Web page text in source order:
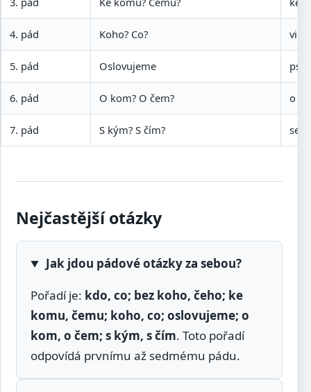
4. pád Koho? Co?
5. pád Oslovujeme pse!
6. pád O kom? O čem? o
7. pád S kým? S čím? se
Nejčastější otázky
Jak jdou pádové otázky za sebou?
Pořadí je: kdo, co; bez koho, čeho; ke
komu, čemu; koho, co; oslovujeme; o
kom, o čem; s kým, s čím. Toto pořadí
odpovídá prvnímu až sedmému pádu.